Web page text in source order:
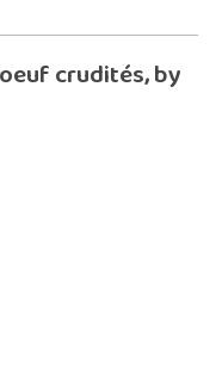
crudités, by